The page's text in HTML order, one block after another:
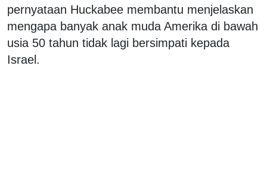
pernyataan Huckabee membantu menjelaskan
mengapa banyak anak muda Amerika di bawah
usia 50 tahun tidak lagi bersimpati kepada
Israel.